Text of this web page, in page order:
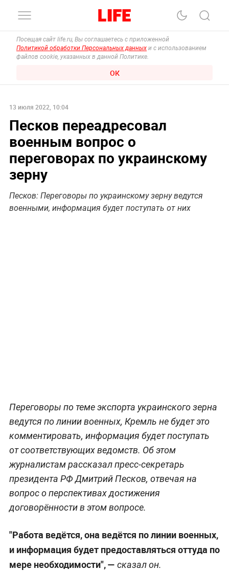
Посещая сайт life.ru, Вы соглашаетесь с приложенной
Политикой обработки Персональных данных и с использованием
файлов cookie, указанных в данной Политике.
ОК
13 июля 2022, 10:04
Песков переадресовал
военным вопрос о
переговорах по украинскому
зерну
Песков: Переговоры по украинскому зерну ведутся
военными, информация будет поступать от них
Переговоры по теме экспорта украинского зерна
ведутся по линии военных, Кремль не будет это
комментировать, информация будет поступать
от соответствующих ведомств. Об этом
журналистам рассказал пресс-секретарь
президента РФ Дмитрий Песков, отвечая на
вопрос о перспективах достижения
договорённости в этом вопросе.
"Работа ведётся, она ведётся по линии военных,
и информация будет предоставляться оттуда по
мере необходимости", — сказал он.